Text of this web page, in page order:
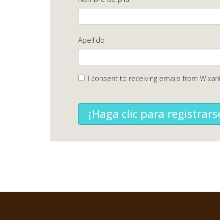
Apellido
I consent to receiving emails from
¡Haga clic para